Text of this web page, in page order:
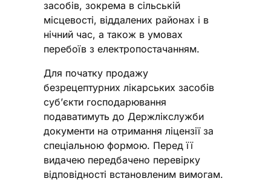
засобів, зокрема в сільській
місцевості, віддалених районах і в
нічний час, а також в умовах
перебоїв з електропостачанням.
Для початку продажу
безрецептурних лікарських засобів
суб’єкти господарювання
подаватимуть до Держлікслужби
документи на отримання ліцензії за
спеціальною формою. Перед її
видачею передбачено перевірку
відповідності встановленим вимогам.